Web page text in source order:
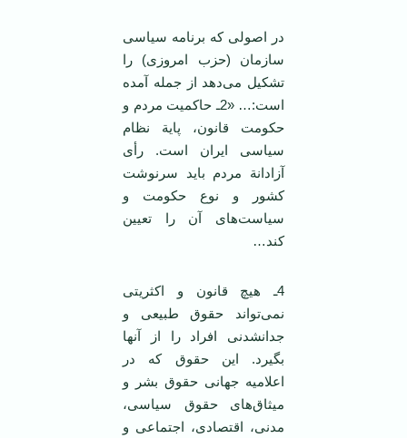
در اصولی که برنامه سیاسی
سازمان (حزب امروزی) را
تشکیل می‌دهد از جمله آمده
است:… «2ـ حاکمیت مردم و
حکومت قانون، پایة نظام
سیاسی ‌ایران است. رأی
آزادانة مردم باید سرنوشت
کشور و نوع حکومت و
سیاست‌های آن را تعیین
کند…
4ـ هیچ قانون و اکثریتی
نمی‌تواند حقوق طبیعی و
جدانشدنی افراد را از آنها
بگیرد. ‌این حقوق که در
اعلامیه جهانی حقوق بشر و
میثاق‌های حقوق سیاسی،
مدنی، اقتصادی، اجتماعی و